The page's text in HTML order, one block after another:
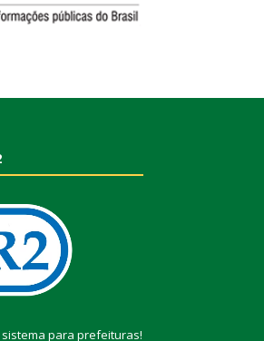
sistema para prefeituras!